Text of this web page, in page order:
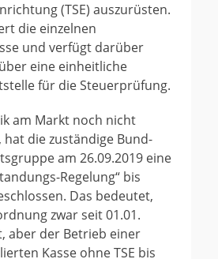
(TSE) auszurüsten.
die einzelnen
und verfügt darüber
eine einheitliche
für die Steuerprüfung.
am Markt noch nicht
die zuständige Bund-
am 26.09.2019 eine
Regelung“ bis
Das bedeutet,
zwar seit 01.01.
aber der Betrieb einer
Kasse ohne TSE bis